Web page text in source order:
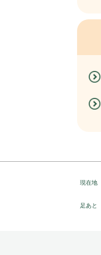
現在地
足あと